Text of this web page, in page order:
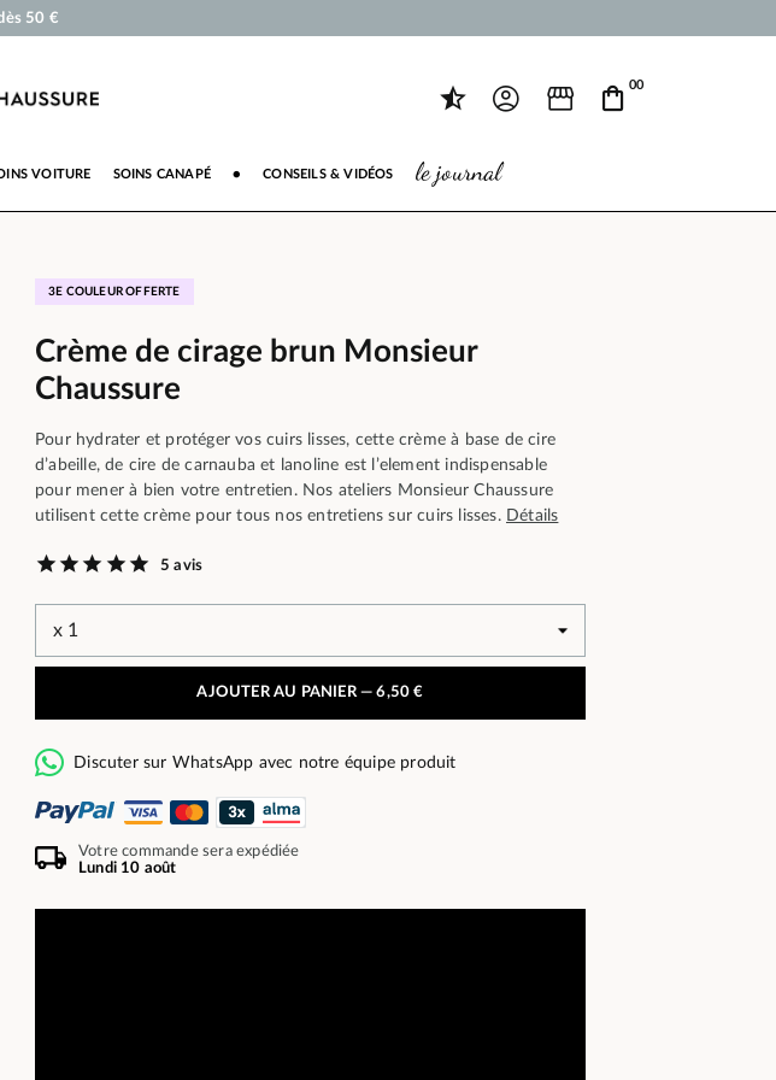
sneakers et maroquinerie
dès 50 € 00
VOITURE SOINS CANAPÉ ● CONSEILS & VIDÉOS le journal
3E COULEUR OFFERTE
Crème de cirage brun Monsieur
Chaussure
Pour hydrater et protéger vos cuirs lisses, cette crème à base de cire
d’abeille, de cire de carnauba et lanoline est l’element indispensable
pour mener à bien votre entretien. Nos ateliers Monsieur Chaussure
utilisent cette crème pour tous nos entretiens sur cuirs lisses. Détails
5 avis
AJOUTER AU PANIER —6,50 €
Discuter sur WhatsApp avec notre équipe produit
Votre commande sera expédiée
Lundi 10 août